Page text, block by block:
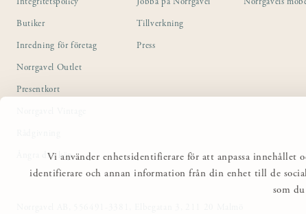
Vi använder enhetsidentifierare för att anpassa innehållet
identifierare och annan information från din enhet till de
som
Integritetspolicy
Butiker
Inredning för företag
Norrgavel Outlet
Presentkort
Ångra ditt köp
Jobba på Norrgavel
Tillverkning
Press
Norrgavels